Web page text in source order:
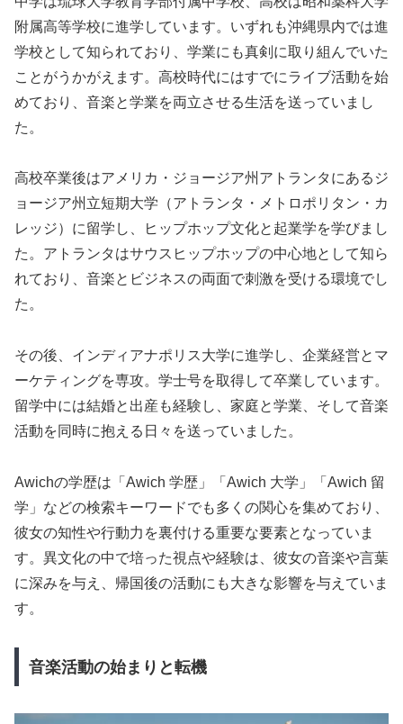
附属高等学校に進学しています。いずれも沖縄県内では進
学校として知られており、学業にも真剣に取り組んでいた
ことがうかがえます。高校時代にはすでにライブ活動を始
めており、音楽と学業を両立させる生活を送っていまし
た。
高校卒業後はアメリカ・ジョージア州アトランタにあるジ
ョージア州立短期大学（アトランタ・メトロポリタン・カ
レッジ）に留学し、ヒップホップ文化と起業学を学びまし
た。アトランタはサウスヒップホップの中心地として知ら
れており、音楽とビジネスの両面で刺激を受ける環境でし
た。
その後、インディアナポリス大学に進学し、企業経営とマ
ーケティングを専攻。学士号を取得して卒業しています。
留学中には結婚と出産も経験し、家庭と学業、そして音楽
活動を同時に抱える日々を送っていました。
Awichの学歴は「Awich 学歴」「Awich 大学」「Awich 留
学」などの検索キーワードでも多くの関心を集めており、
彼女の知性や行動力を裏付ける重要な要素となっていま
す。異文化の中で培った視点や経験は、彼女の音楽や言葉
に深みを与え、帰国後の活動にも大きな影響を与えていま
す。
音楽活動の始まりと転機